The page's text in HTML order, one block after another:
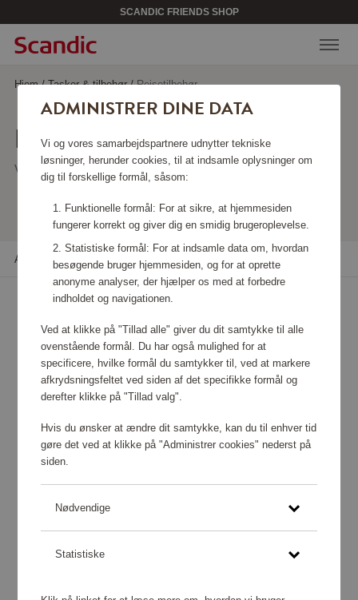
SCANDIC FRIENDS SHOP
Hjem/Tasker & tilbehør/Rejsetilbehør
REJSETILBEHØR
Viser 21 produkter
Alle filtre Sortere
ADMINISTRER DINE DATA
Vi og vores samarbejdspartnere udnytter tekniske
løsninger, herunder cookies, til at indsamle oplysninger om
dig til forskellige formål, såsom:
Funktionelle formål: For at sikre, at hjemmesiden
fungerer korrekt og giver dig en smidig brugeroplevelse.
Statistiske formål: For at indsamle data om, hvordan
besøgende bruger hjemmesiden, og for at oprette
anonyme analyser, der hjælper os med at forbedre
indholdet og navigationen.
Ved at klikke på "Tillad alle" giver du dit samtykke til alle
ovenstående formål. Du har også mulighed for at
specificere, hvilke formål du samtykker til, ved at markere
afkrydsningsfeltet ved siden af det specifikke formål og
derefter klikke på "Tillad valg".
Hvis du ønsker at ændre dit samtykke, kan du til enhver tid
gøre det ved at klikke på "Administrer cookies" nederst på
siden.
Nødvendige
Statistiske